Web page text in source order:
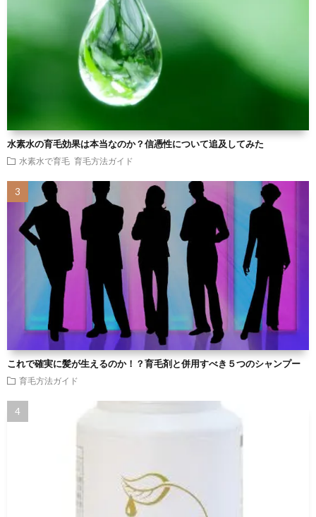
水素水の育毛効果は本当なのか？信憑性について追及してみた
水素水で育毛 育毛方法ガイド
これで確実に髪が生えるのか！？育毛剤と併用すべき５つのシャンプー
育毛方法ガイド